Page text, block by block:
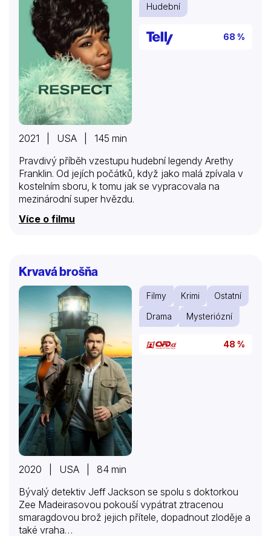
Hudební
68 %
2021 | USA | 145 min
Pravdivý příběh vzestupu hudební legendy Arethy
Franklin. Od jejích počátků, když jako malá zpívala v
kostelním sboru, k tomu jak se vypracovala na
mezinárodní super hvězdu.
Více o filmu
Krvavá brošňa
Filmy Krimi
Ostatní
Drama
Mysteriózní
48 %
2020 | USA | 84 min
Bývalý detektiv Jeff Jackson se spolu s doktorkou
Zee Madeirasovou pokouší vypátrat ztracenou
smaragdovou brož jejich přítele, dopadnout zloděje a
také vraha…